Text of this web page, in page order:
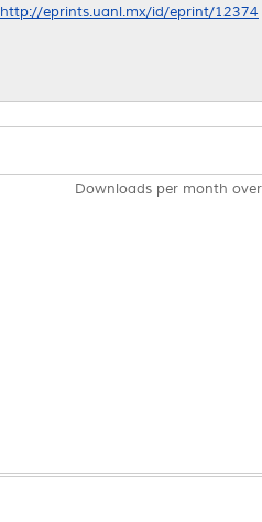
http://eprints.uanl.mx/id/eprint/12374
Downloads per month